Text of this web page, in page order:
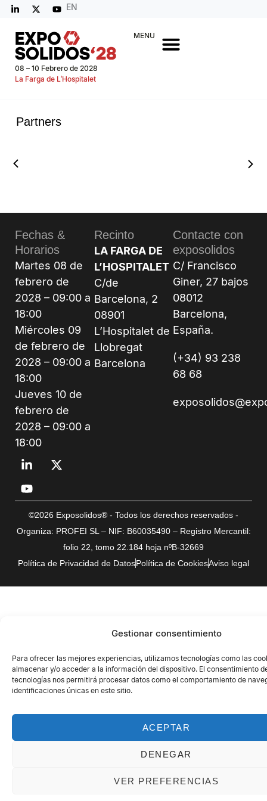
Gestionar consentimiento
Para ofrecer las mejores experiencias, utilizamos tecnologías como las
almacenar y/o acceder a la información del dispositivo. El consentimiento
tecnologías nos permitirá procesar datos como el comportamiento de
identificaciones únicas en este sitio.
ACEPTAR
DENEGAR
VER PREFERENCIAS
EN
08 – 10 Febrero de 2028
La Farga de L’Hospitalet
MENU
Partners
Fechas &
Horarios
Martes 08 de
febrero de
2028 – 09:00 a
18:00
Miércoles 09
de febrero de
2028 – 09:00 a
18:00
Jueves 10 de
febrero de
2028 – 09:00 a
18:00
Recinto
LA FARGA DE
L’HOSPITALET
C/de
Barcelona, 2
08901
L’Hospitalet de
Llobregat
Barcelona
Contacte con
exposolidos
C/ Francisco
Giner, 27 bajos
08012
Barcelona,
España.
(+34) 93 238
68 68
©2026 Exposolidos® - Todos los derechos reservados -
Organiza: PROFEI SL – NIF: B60035490 – Registro Mercantil:
folio 22, tomo 22.184 hoja nºB-32669
Política de Privacidad de DatosPolítica de CookiesAviso legal